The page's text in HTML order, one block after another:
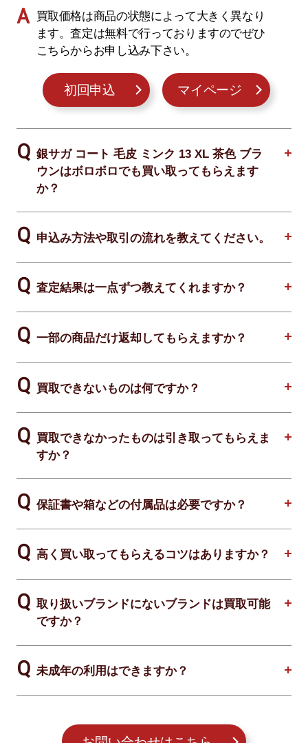
買取価格は商品の状態によって大きく異なり
ます。査定は無料で行っておりますのでぜひ
こちらからお申し込み下さい。
初回申込 マイページ
銀サガ コート 毛皮 ミンク 13 XL 茶色 ブラ
ウンはボロボロでも買い取ってもらえます
か？
申込み方法や取引の流れを教えてください。
査定結果は一点ずつ教えてくれますか？
一部の商品だけ返却してもらえますか？
買取できないものは何ですか？
買取できなかったものは引き取ってもらえま
すか？
保証書や箱などの付属品は必要ですか？
高く買い取ってもらえるコツはありますか？
取り扱いブランドにないブランドは買取可能
ですか？
未成年の利用はできますか？